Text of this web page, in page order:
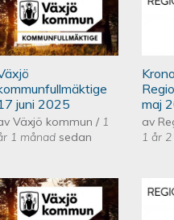
18
2025
juni 2025
Växjö kommun / 1
1 månadsedan
21
maj
av
1 år
20 maj